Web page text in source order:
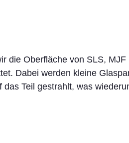
die Oberfläche von SLS, MJF
Dabei werden kleine
das Teil gestrahlt, was